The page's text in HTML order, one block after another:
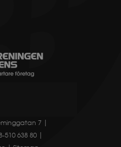
7 |
638 80 |